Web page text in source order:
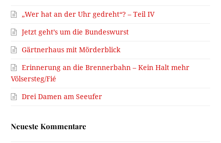
„Wer hat an der Uhr gedreht“? – Teil IV
Jetzt geht’s um die Bundeswurst
Gärtnerhaus mit Mörderblick
Erinnerung an die Brennerbahn – Kein Halt mehr
Völsersteg/Fié
Drei Damen am Seeufer
Neueste Kommentare